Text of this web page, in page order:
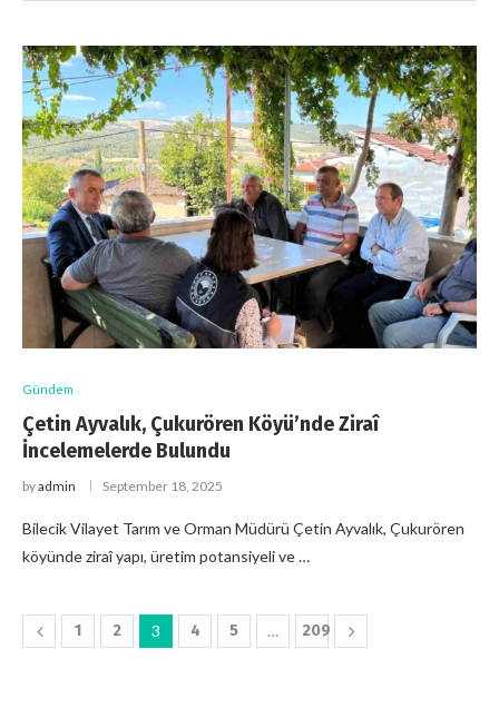
Gündem
Çetin Ayvalık, Çukurören Köyü’nde Ziraî
İncelemelerde Bulundu
byadmin September 18, 2025
Bilecik Vilayet Tarım ve Orman Müdürü Çetin Ayvalık, Çukurören
köyünde ziraî yapı, üretim potansiyeli ve …
1 2 3 4 5 … 209